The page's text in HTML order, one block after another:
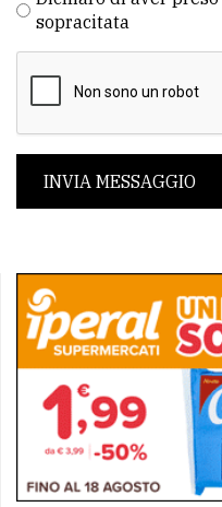
sopracitata
INVIA MESSAGGIO